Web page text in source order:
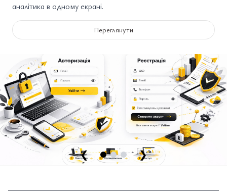
аналітика в одному екрані.
Переглянути
❮ ❯